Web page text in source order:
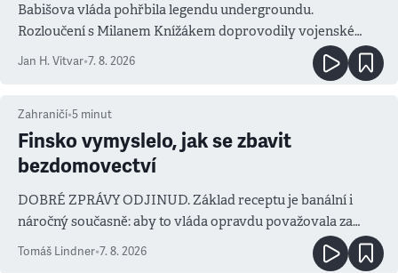
Babišova vláda pohřbila legendu undergroundu.
Rozloučení s Milanem Knížákem doprovodily vojenské
salvy i kritika pokrokářů
Jan H. Vitvar•7. 8. 2026
Zahraničí•5 minut
Finsko vymyslelo, jak se zbavit
bezdomovectví
DOBRÉ ZPRÁVY ODJINUD. Základ receptu je banální i
náročný současně: aby to vláda opravdu považovala za
prioritu
Tomáš Lindner•7. 8. 2026